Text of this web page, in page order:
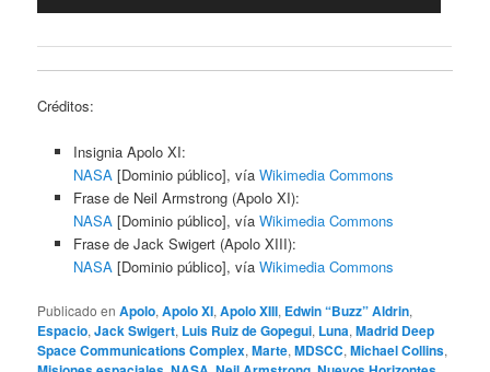
Créditos:
Insignia Apolo XI:
NASA[Dominio público], vía Wikimedia Commons
Frase de Neil Armstrong (Apolo XI):
NASA[Dominio público], vía Wikimedia Commons
Frase de Jack Swigert (Apolo XIII):
NASA[Dominio público], vía Wikimedia Commons
Publicado en Apolo,Apolo XI,Apolo XIII, Edwin “Buzz” Aldrin,
Espacio,Jack Swigert, Luis Ruiz de Gopegui, Luna,Madrid Deep
Space Communications Complex,Marte,MDSCC,Michael Collins,